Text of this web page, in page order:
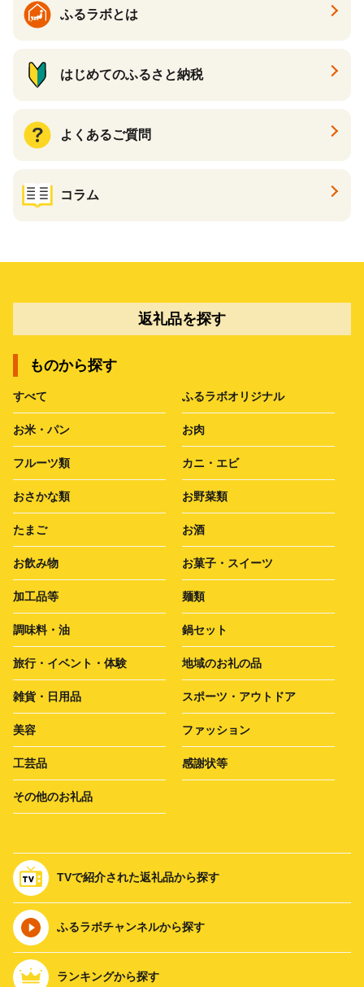
ふるラボとは
はじめてのふるさと納税
よくあるご質問
コラム
返礼品を探す
ものから探す
すべて ふるラボオリジナル
お米・パン お肉
フルーツ類 カニ・エビ
おさかな類 お野菜類
たまご お酒
お飲み物 お菓子・スイーツ
加工品等 麺類
調味料・油 鍋セット
旅行・イベント・体験 地域のお礼の品
雑貨・日用品 スポーツ・アウトドア
美容 ファッション
工芸品 感謝状等
その他のお礼品
TVで紹介された返礼品から探す
ふるラボチャンネルから探す
ランキングから探す